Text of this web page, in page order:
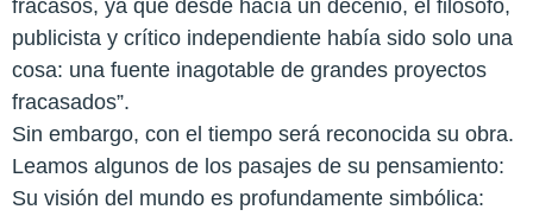
fracasos, ya que desde hacía un decenio, el filósofo,
publicista y crítico independiente había sido solo una
cosa: una fuente inagotable de grandes proyectos
fracasados”.
Sin embargo, con el tiempo será reconocida su obra.
Leamos algunos de los pasajes de su pensamiento:
Su visión del mundo es profundamente simbólica: